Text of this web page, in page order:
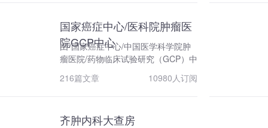
国家癌症中心/医科院肿瘤医
院GCP中心
由“国家癌症中心/中国医学科学院肿
瘤医院/药物临床试验研究（GCP）中
心“特设，面向全国临床科研工作者开
放的临床科研共享学习平台，致力于
10980人订阅
216篇文章
齐肿内科大查房